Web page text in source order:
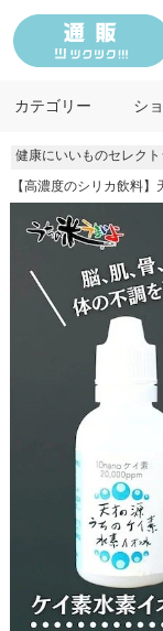
カテゴリー シ
健康にいいものセレク
【高濃度のシリカ飲料